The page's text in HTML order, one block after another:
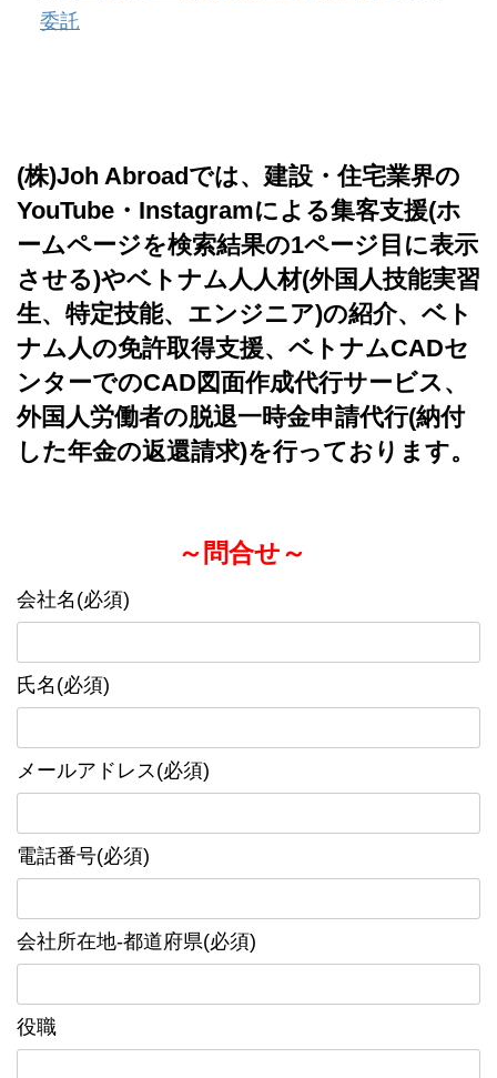
委託
(株)Joh Abroadでは、建設・住宅業界の
YouTube・Instagramによる集客支援(ホ
ームページを検索結果の1ページ目に表示
させる)やベトナム人人材(外国人技能実習
生、特定技能、エンジニア)の紹介、ベト
ナム人の免許取得支援、ベトナムCADセ
ンターでのCAD図面作成代行サービス、
外国人労働者の脱退一時金申請代行(納付
した年金の返還請求)を行っております。
～問合せ～
会社名(必須)
氏名(必須)
メールアドレス(必須)
電話番号(必須)
会社所在地-都道府県(必須)
役職